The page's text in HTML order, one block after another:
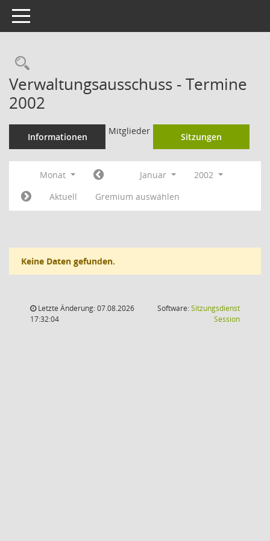
Toggle navigation
Rechercheauswahl
Verwaltungsausschuss - Termine
2002
Informationen
Mitglieder
Sitzungen
Monat Januar
2002
Aktuell
Gremium auswählen
Keine Daten gefunden.
Letzte Änderung: 07.08.2026
17:32:04
Software:Sitzungsdienst
Session(Wird in